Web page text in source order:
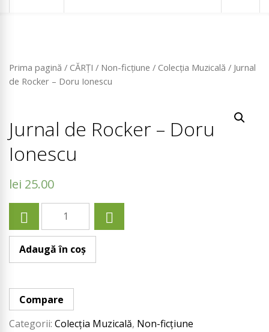
Prima pagină / CĂRȚI / Non-ficțiune / Colecția Muzicală / Jurnal
de Rocker – Doru Ionescu
Jurnal de Rocker – Doru
Ionescu
lei 25.00
Cantitate
Jurnal
Rocker
-
Adaugă în coș
Compare
Categorii: Colecția Muzicală, Non-ficțiune